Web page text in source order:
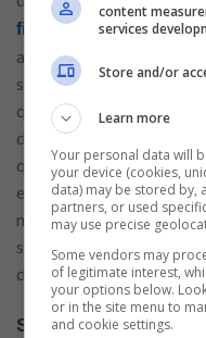
fidelidade de clientese
a diversidade e inclusão
sociedade cada vez mais
questões de igualdade e
diversidade e inclusão
questão de
estratégia fundamental
negócio. Ao valorizar e
seus colaboradores, as
de trabalho mais
Saiba quais
content
services
Store and/or
Learn more
Your personal data will
your device (cookies,
data) may be stored by,
partners, or used
may use precise
Some vendors may
of legitimate interest,
your options below.
or in the site menu to
and cookie settings.